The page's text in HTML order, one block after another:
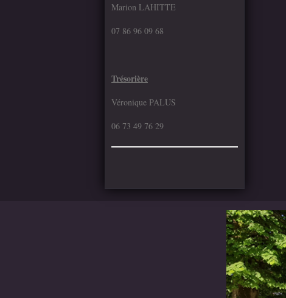
Marion LAHITTE
07 86 96 09 68
Trésorière
Véronique PALUS
06 73 49 76 29